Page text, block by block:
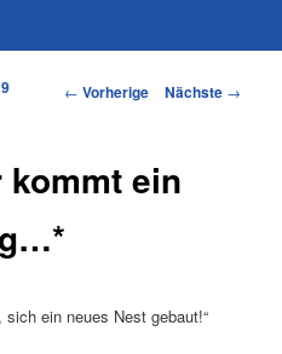
Artikelnavigation
← Vorherige Nächste →
ein
ein neues Nest gebaut!“